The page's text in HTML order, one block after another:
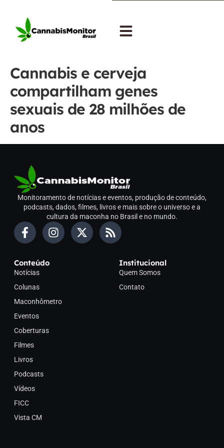
Cannabis e cerveja
compartilham genes
sexuais de 28 milhões de
anos
Monitoramento de notícias e eventos, produção de conteúdo,
podcasts, dados, filmes, livros e mais sobre o universo e a
cultura da maconha no Brasil e no mundo.
Conteúdo
Notícias
Colunas
Maconhômetro
Eventos
Coberturas
Filmes
Livros
Podcasts
Vídeos
FICC
Vista CM
Institucional
Quem Somos
Contato